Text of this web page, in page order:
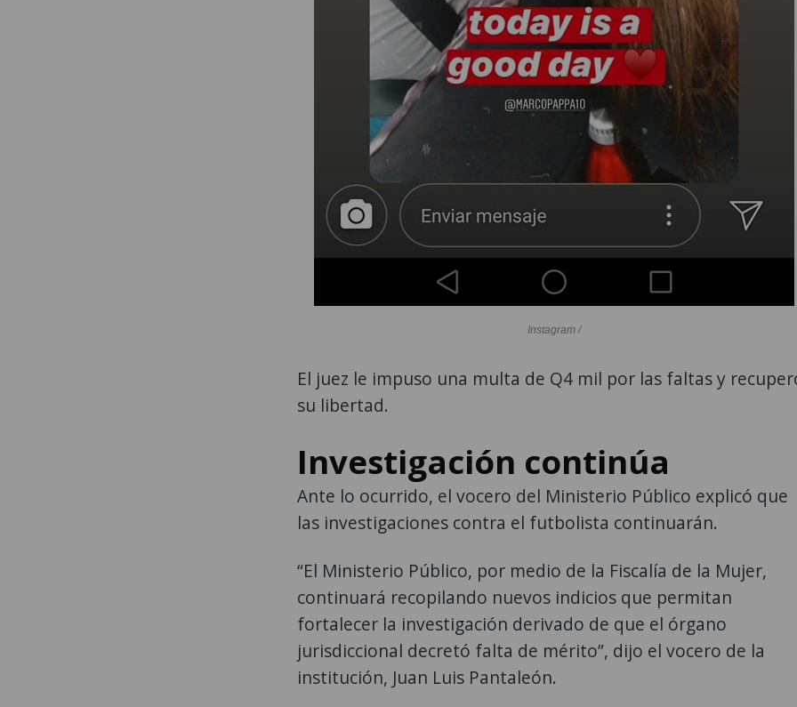
Instagram /
El juez le impuso una multa de Q4 mil por las faltas y
su libertad.
Investigación continúa
Ante lo ocurrido, el vocero del Ministerio Público explicó que
las investigaciones contra el futbolista continuarán.
“El Ministerio Público, por medio de la Fiscalía de la Mujer,
continuará recopilando nuevos indicios que permitan
fortalecer la investigación derivado de que el órgano
jurisdiccional decretó falta de mérito”, dijo el vocero de la
institución, Juan Luis Pantaleón.